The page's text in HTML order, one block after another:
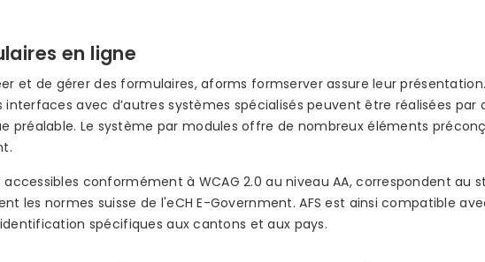
en ligne
et de gérer des formulaires, aforms formserver assure leur
avec d’autres systèmes spécialisés peuvent être réalisées par
préalable. Le système par modules offre de nombreux éléments
conformément à WCAG 2.0 au niveau AA, correspondent au
les normes suisse de l'eCH E-Government. AFS est ainsi compatible
spécifiques aux cantons et aux pays.